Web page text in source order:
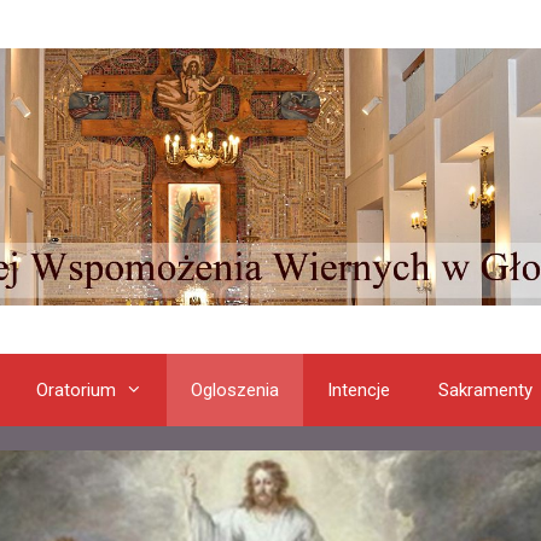
Oratorium Ogloszenia Intencje Sakramenty